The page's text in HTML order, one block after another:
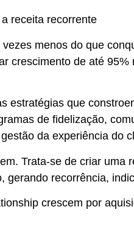
receita recorrente
menos do que
crescimento de até
estratégias que
de fidelização,
da experiência do
Trata-se de criar uma
gerando recorrência,
crescem por